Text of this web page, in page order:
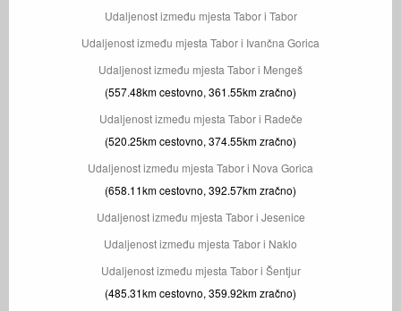
Udaljenost između mjesta Tabor i Tabor
Udaljenost između mjesta Tabor i Ivančna Gorica
Udaljenost između mjesta Tabor i Mengeš
(557.48km cestovno, 361.55km zračno)
Udaljenost između mjesta Tabor i Radeče
(520.25km cestovno, 374.55km zračno)
Udaljenost između mjesta Tabor i Nova Gorica
(658.11km cestovno, 392.57km zračno)
Udaljenost između mjesta Tabor i Jesenice
Udaljenost između mjesta Tabor i Naklo
Udaljenost između mjesta Tabor i Šentjur
(485.31km cestovno, 359.92km zračno)